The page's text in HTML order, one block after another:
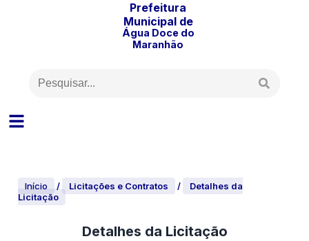
Prefeitura
Municipalde
Água Doce do
Maranhão
Início / Licitações e Contratos /
Detalhes da
Licitação
Detalhes da Licitação